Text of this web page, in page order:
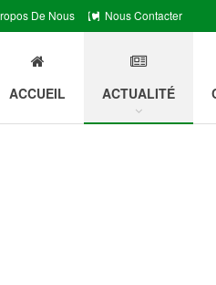
De Nous Nous Contacter
ACCUEIL ACTUALITÉ